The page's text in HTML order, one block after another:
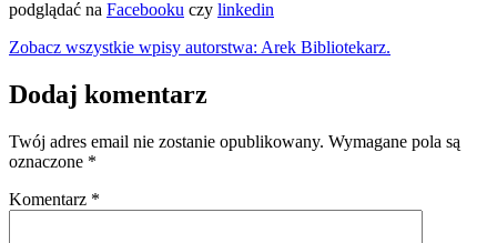
podglądać na Facebooku czy linkedin
Zobacz wszystkie wpisy autorstwa: Arek Bibliotekarz.
Dodaj komentarz
Twój adres email nie zostanie opublikowany. Wymagane pola są
oznaczone *
Komentarz *